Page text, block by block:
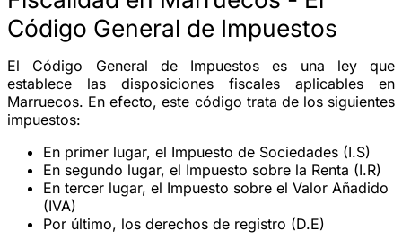
Código General de Impuestos
El Código General de Impuestos es una ley que
establece las disposiciones fiscales aplicables en
Marruecos. En efecto, este código trata de los siguientes
impuestos:
En primer lugar, el Impuesto de Sociedades (I.S)
En segundo lugar, el Impuesto sobre la Renta (I.R)
En tercer lugar, el Impuesto sobre el Valor Añadido
(IVA)
Por último, los derechos de registro (D.E)